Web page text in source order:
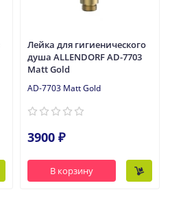
Лейка для гигиенического
душа ALLENDORF AD-7703
Matt Gold
AD-7703 Matt Gold
3900 ₽
В корзину